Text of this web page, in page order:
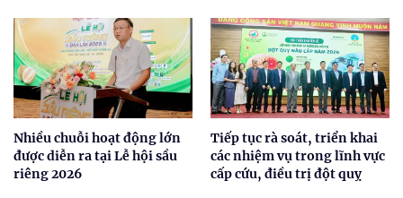
Nhiều chuỗi hoạt động lớn
được diễn ra tại Lễ hội sầu
riêng 2026
Tiếp tục rà soát, triển khai
các nhiệm vụ trong lĩnh vực
cấp cứu, điều trị đột quỵ